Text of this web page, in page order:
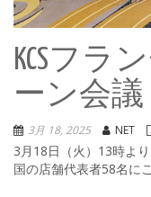
KCSフラ
ーン会議
3月 18, 2025 NET
3月18日（火）13時よ
国の店舗代表者58名に